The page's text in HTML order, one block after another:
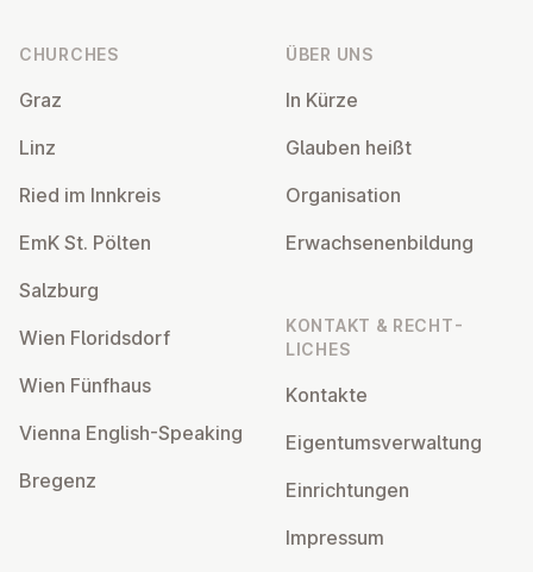
CHURCHES
Graz
Linz
Ried im Innkreis
EmK St. Pölten
Salzburg
Wien Flor­idsdorf
Wien Fünfhaus
Vienna English-Speaking
Bregenz
ÜBER UNS
In Kürze
Glauben heißt
Or­gan­isa­tion
Er­wach­sen­en­bildung
KONTAKT & RECHT­
LICHES
Kontakte
Ei­gentums­ver­wal­tung
Ein­rich­tun­gen
Impressum